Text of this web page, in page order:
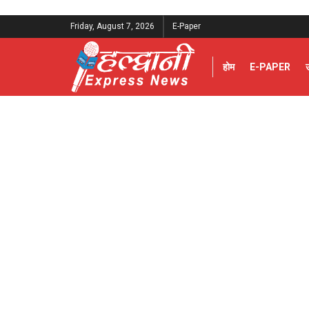
Friday, August 7, 2026 E-Paper
होम E-PAPER